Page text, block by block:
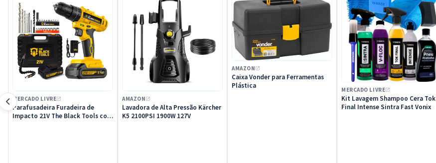
MERCADO LIVRE
Parafusadeira Furadeira de
Impacto 21V The Black Tools com
AMAZON
Lavadora de Alta Pressão Kärcher
K5 2100PSI 1900W 127V
AMAZON
Caixa Vonder para Ferramentas
Plástica
MERCADO LIVRE
Kit Lavagem Shampoo Cera Tok
Final Intense Sintra Fast Vonix